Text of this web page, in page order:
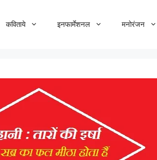
कविताये इनफार्मेशनल मनोरंजन